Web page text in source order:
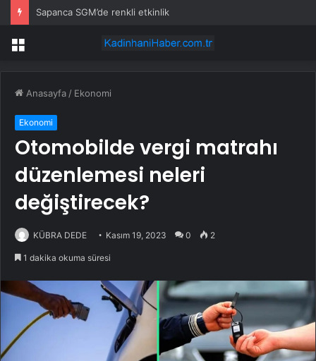
Sapanca SGM’de renkli etkinlik
Menü
Anasayfa / Ekonomi
Ekonomi
Otomobilde vergi matrahı
düzenlemesi neleri
değiştirecek?
KÜBRA DEDE Kasım 19, 2023 0 2
1 dakika okuma süresi